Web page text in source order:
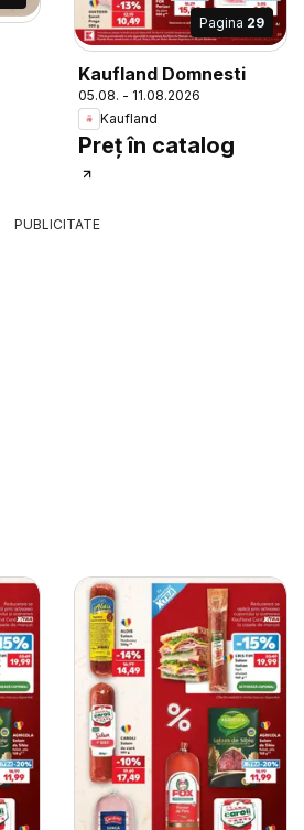
Pagina 29
Kaufland Domnesti
05.08. - 11.08.2026
Kaufland
Preț în catalog
PUBLICITATE